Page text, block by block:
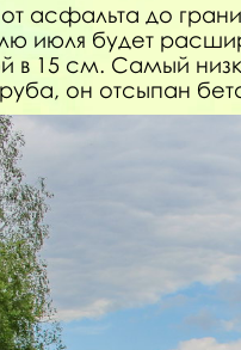
асфальта до
июля будет
в 15 см. Самый
он отсыпан